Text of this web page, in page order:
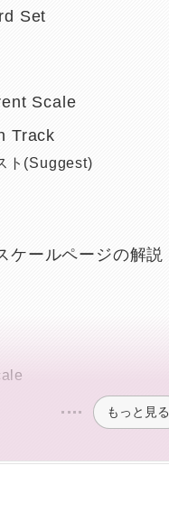
Set
Scale
Track
ト(Suggest)
ケールページの解説
もっと見る